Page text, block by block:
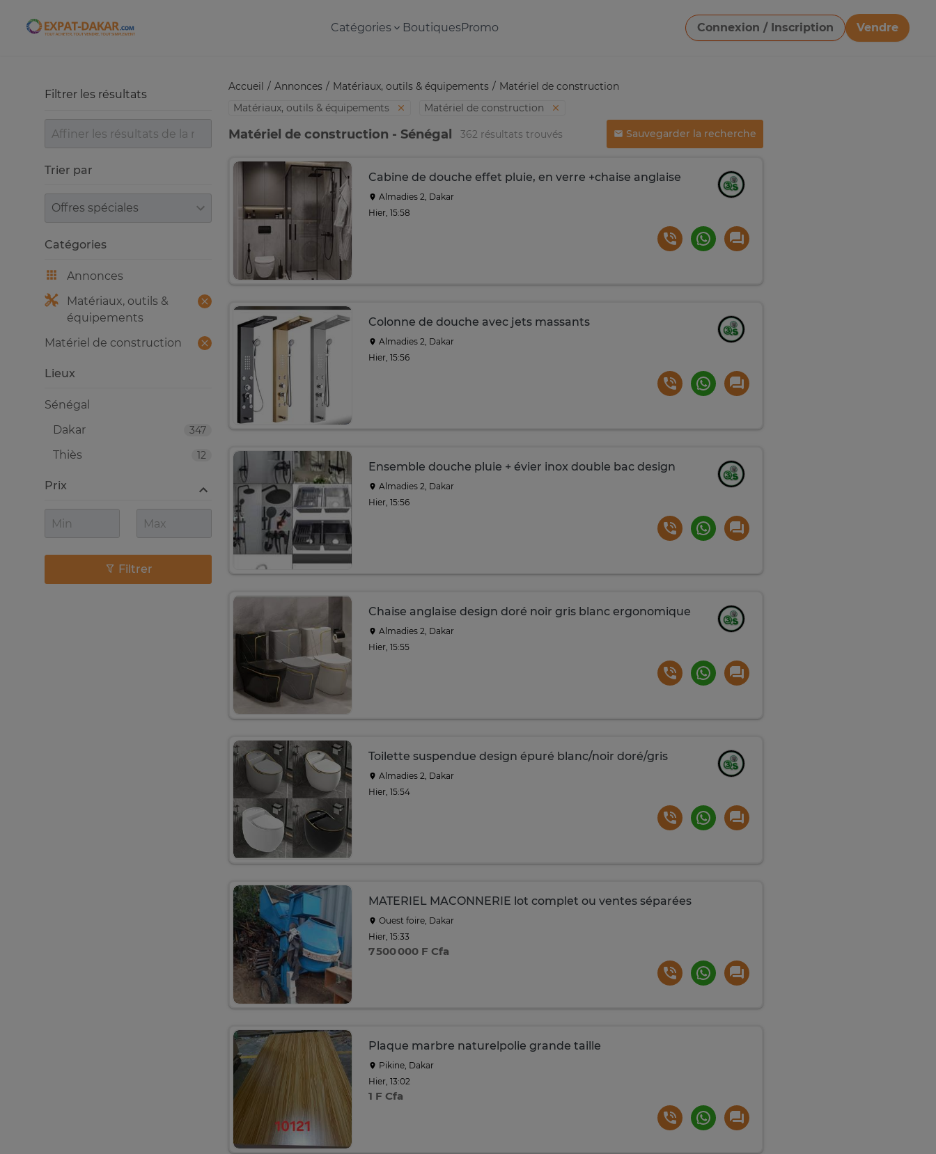
Expat-Dakar Catégories BoutiquesPromo Connexion / Inscription
Vendre
Télécharger une image
Accueil Annonces Matériaux, outils & équipements
Matériel de construction
Matériaux, outils & équipements
Matériel de construction
Matériel de construction - Sénégal 362 résultats trouvés Sauvegarder la recherche
Cabine de douche effet pluie, en verre +chaise anglaise
Almadies 2, Dakar
Hier, 15:58
Colonne de douche avec jets massants
Almadies 2, Dakar
Hier, 15:56
Ensemble douche pluie + évier inox double bac design
Almadies 2, Dakar
Hier, 15:56
Chaise anglaise design doré noir gris blanc ergonomique
Almadies 2, Dakar
Hier, 15:55
Toilette suspendue design épuré blanc/noir doré/gris
Almadies 2, Dakar
Hier, 15:54
MATERIEL MACONNERIE lot complet ou ventes séparées
Ouest foire, Dakar
Hier, 15:33
7 500 000 F Cfa
Plaque marbre naturelpolie grande taille
Pikine, Dakar
Hier, 13:02
1 F Cfa
Filtrer les résultats
Trier par
Trier par
Catégories
Annonces
Matériaux, outils &
équipements
Matériel de construction
Lieux
Sénégal
347
Dakar
12
Thiès
Prix
Filtrer